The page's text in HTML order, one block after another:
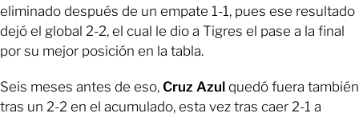
eliminado después de un empate 1-1, pues ese resultado
dejó el global 2-2, el cual le dio a Tigres el pase a la final
por su mejor posición en la tabla.
Seis meses antes de eso, Cruz Azul quedó fuera también
tras un 2-2 en el acumulado, esta vez tras caer 2-1 a